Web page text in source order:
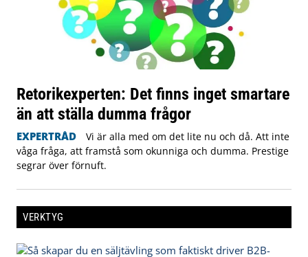
Retorikexperten: Det finns inget smartare
än att ställa dumma frågor
EXPERTRÅD
Vi är alla med om det lite nu och då. Att inte
våga fråga, att framstå som okunniga och dumma. Prestige
segrar över förnuft.
VERKTYG